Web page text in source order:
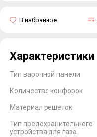
В избранное
Характеристики
Тип варочной панели
Количество конфорок
Материал решеток
Тип предохранительного
устройства для газа